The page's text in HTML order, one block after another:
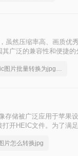
虽然压缩率高、画质优
广泛的兼容性和便捷的
如何heic图片批量转换为jpg文件
储被广泛应用于苹果设
开HEIC文件。为了满
换。
片怎么转换jpg